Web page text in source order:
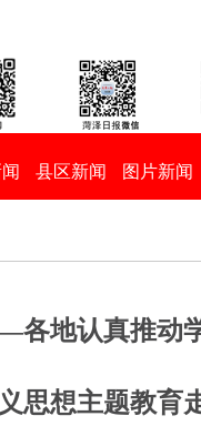
县区新闻 图片新闻
地认真推动
思想主题教育